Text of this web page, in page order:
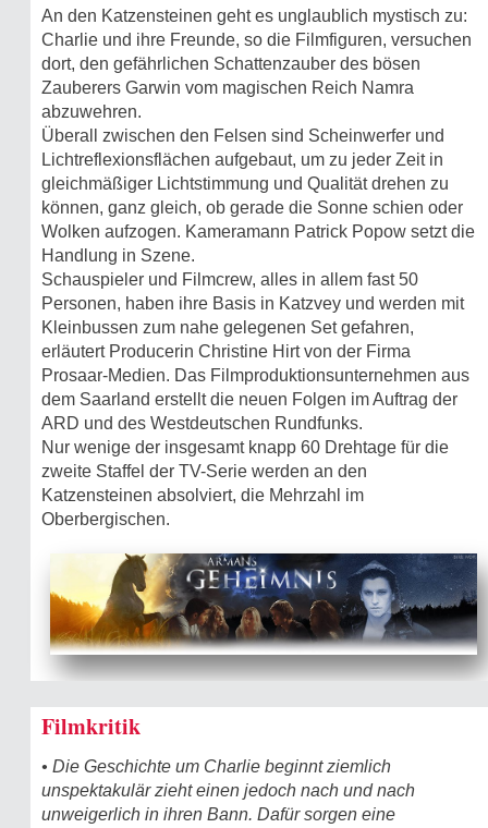
An den Katzensteinen geht es unglaublich mystisch zu:
Charlie und ihre Freunde, so die Filmfiguren, versuchen
dort, den gefährlichen Schattenzauber des bösen
Zauberers Garwin vom magischen Reich Namra
abzuwehren.
Überall zwischen den Felsen sind Scheinwerfer und
Lichtreflexionsflächen aufgebaut, um zu jeder Zeit in
gleichmäßiger Lichtstimmung und Qualität drehen zu
können, ganz gleich, ob gerade die Sonne schien oder
Wolken aufzogen. Kameramann Patrick Popow setzt die
Handlung in Szene.
Schauspieler und Filmcrew, alles in allem fast 50
Personen, haben ihre Basis in Katzvey und werden mit
Kleinbussen zum nahe gelegenen Set gefahren,
erläutert Producerin Christine Hirt von der Firma
Prosaar-Medien. Das Filmproduktionsunternehmen aus
dem Saarland erstellt die neuen Folgen im Auftrag der
ARD und des Westdeutschen Rundfunks.
Nur wenige der insgesamt knapp 60 Drehtage für die
zweite Staffel der TV-Serie werden an den
Katzensteinen absolviert, die Mehrzahl im
Oberbergischen.
Filmkritik
• Die Geschichte um Charlie beginnt ziemlich
unspektakulär zieht einen jedoch nach und nach
unweigerlich in ihren Bann. Dafür sorgen eine